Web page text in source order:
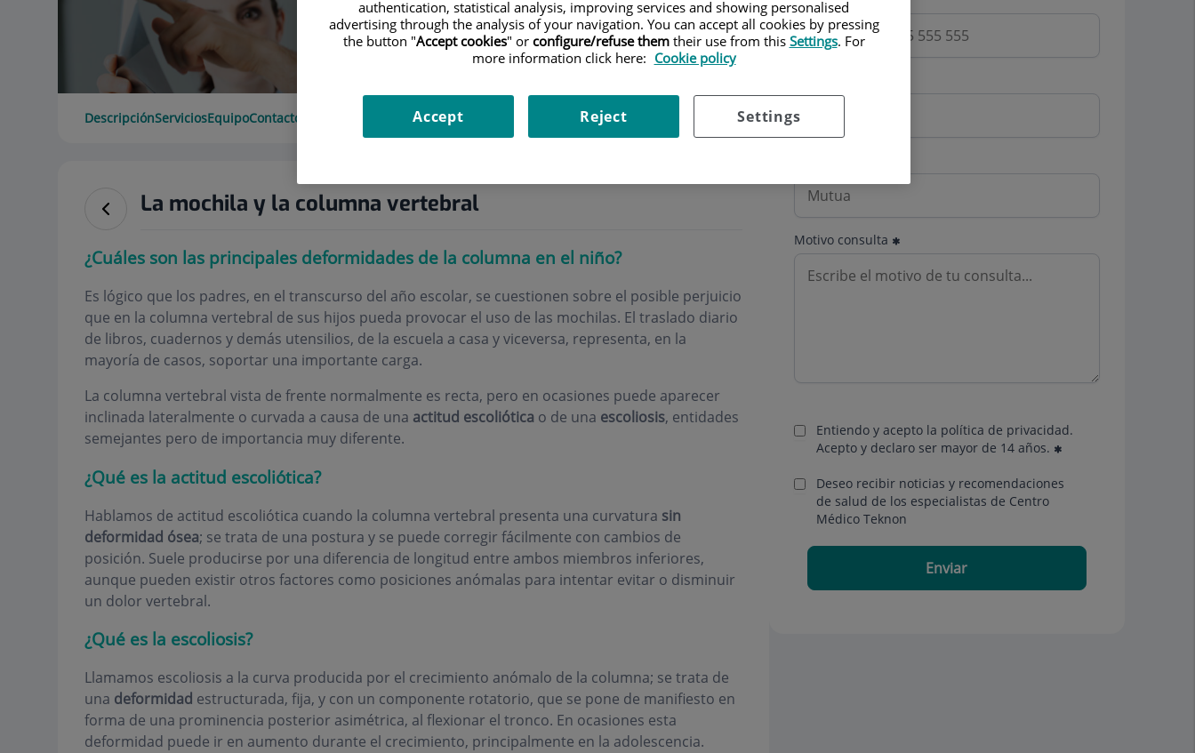
DescripciónServiciosEquipoContacto
La mochila y la columna vertebral
¿Cuáles son las principales deformidades de la columna en el niño?
Es lógico que los padres, en el transcurso del año escolar, se cuestionen sobre el posible perjuicio
que en la columna vertebral de sus hijos pueda provocar el uso de las mochilas. El traslado diario
de libros, cuadernos y demás utensilios, de la escuela a casa y viceversa, representa, en la
mayoría de casos, soportar una importante carga.
La columna vertebral vista de frente normalmente es recta, pero en ocasiones puede aparecer
inclinada lateralmente o curvada a causa de una actitud escoliótica o de una escoliosis, entidades
semejantes pero de importancia muy diferente.
¿Qué es la actitud escoliótica?
Hablamos de actitud escoliótica cuando la columna vertebral presenta una curvatura sin
deformidad ósea; se trata de una postura y se puede corregir fácilmente con cambios de
posición. Suele producirse por una diferencia de longitud entre ambos miembros inferiores,
aunque pueden existir otros factores como posiciones anómalas para intentar evitar o disminuir
un dolor vertebral.
¿Qué es la escoliosis?
Llamamos escoliosis a la curva producida por el crecimiento anómalo de la columna; se trata de
una deformidad estructurada, fija, y con un componente rotatorio, que se pone de manifiesto en
forma de una prominencia posterior asimétrica, al flexionar el tronco. En ocasiones esta
deformidad puede ir en aumento durante el crecimiento, principalmente en la adolescencia.
Motivo consulta
Entiendo y acepto la política de privacidad.
Acepto y declaro ser mayor de 14 años.
Deseo recibir noticias y recomendaciones
de salud de los especialistas de Centro
Médico Teknon
Enviar
authentication, statistical analysis, improving services and showing personalised
advertising through the analysis of your navigation. You can accept all cookies by pressing
the button "Accept cookies" or configure/refuse themtheir use from this Settings. For
more information click here: Cookie policy
Settings
Reject
Accept